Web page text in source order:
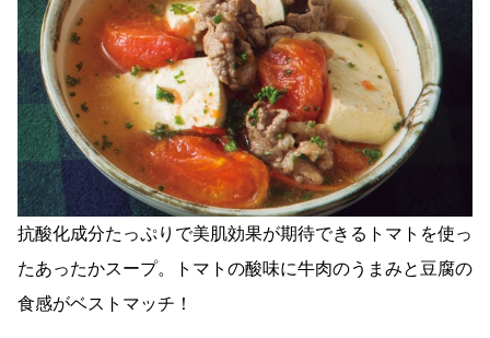
抗酸化成分たっぷりで美肌効果が期待できるトマトを使っ
たあったかスープ。トマトの酸味に牛肉のうまみと豆腐の
食感がベストマッチ！